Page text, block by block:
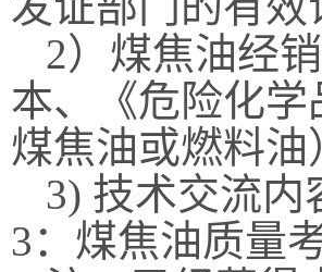
2）煤焦油经
本、《危险化
煤焦油或燃料
3) 技术交流
3：煤焦油质量